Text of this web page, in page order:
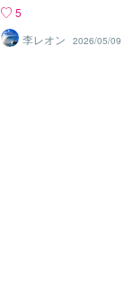
「高級腕時計裏面」「紳士
計」「ロレックス コペン
マーク」っていうことじ
5
李レオン
2026/05/09